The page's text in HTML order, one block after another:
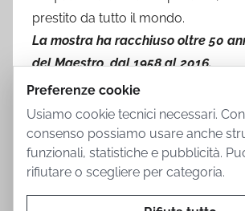
prestito da tutto il mondo.
La mostra ha racchiuso oltre 50
del Maestro, dal 1958 al 2016.
Preferenze cookie
Usiamo cookie tecnici necessari.
consenso possiamo usare anche
funzionali, statistiche e pubblicità.
rifiutare o scegliere per categoria.